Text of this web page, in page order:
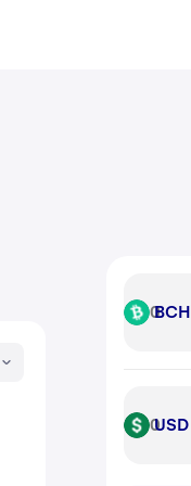
BCH BCH
USD USD